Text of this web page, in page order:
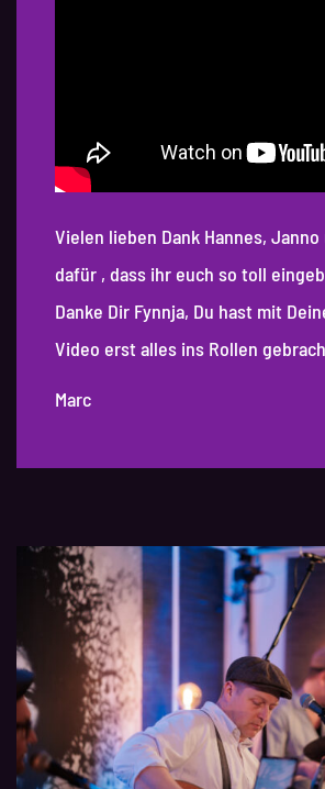
Vielen lieben Dank Hannes, Janno
dafür , dass ihr euch so toll
Danke Dir Fynnja, Du hast mit
Video erst alles ins Rollen
Marc